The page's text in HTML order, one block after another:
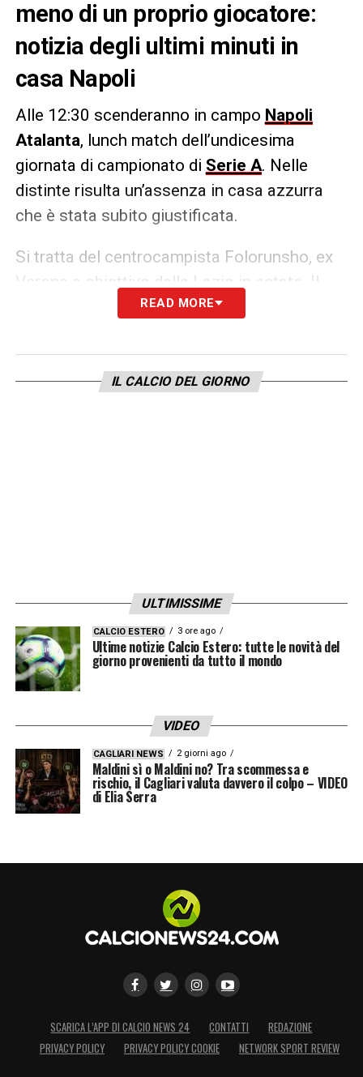
meno di un proprio giocatore:
notizia degli ultimi minuti in
casa Napoli
Alle 12:30 scenderanno in campo Napoli
Atalanta, lunch match dell’undicesima
giornata di campionato di Serie A. Nelle
distinte risulta un’assenza in casa azzurra
che è stata subito giustificata.
Si tratta del centrocampista Folorunsho, ex
Verona e obiettivo della Lazio in estate. Il
calciatore a causa di un risentimento
lista dei panchinari.
READ MORE
IL CALCIO DEL GIORNO
ULTIMISSIME
CALCIO ESTERO 3 ore ago
Ultime notizie Calcio Estero: tutte le novità del
giorno provenienti da tutto il mondo
VIDEO
CAGLIARI NEWS 2 giorni ago
Maldini sì o Maldini no? Tra scommessa e
rischio, il Cagliari valuta davvero il colpo – VIDEO
di Elia Serra
SCARICA L’APP DI CALCIO NEWS 24 CONTATTI
REDAZIONE
PRIVACY POLICY
PRIVACY POLICY COOKIE NETWORK SPORT REVIEW